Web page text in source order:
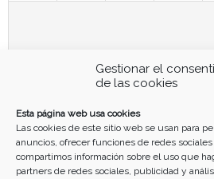
Gestionar el
de las cookies
Esta página web usa cookies
Las cookies de este sitio web se usan para
anuncios, ofrecer funciones de redes
compartimos información sobre el uso que
partners de redes sociales, publicidad y
10 11 12
17 18 19 20